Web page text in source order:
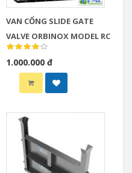
VAN CỔNG SLIDE GATE
VALVE ORBINOX MODEL RC
1.000.000 đ